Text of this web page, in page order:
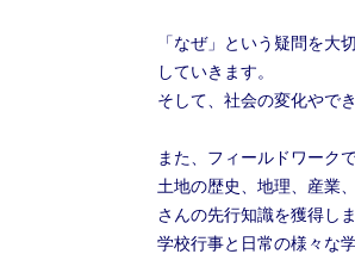
「なぜ」という疑問を
していきます。
そして、社会の変化やで
また、フィールドワーク
土地の歴史、地理、産業
さんの先行知識を獲得しま
学校行事と日常の様々な